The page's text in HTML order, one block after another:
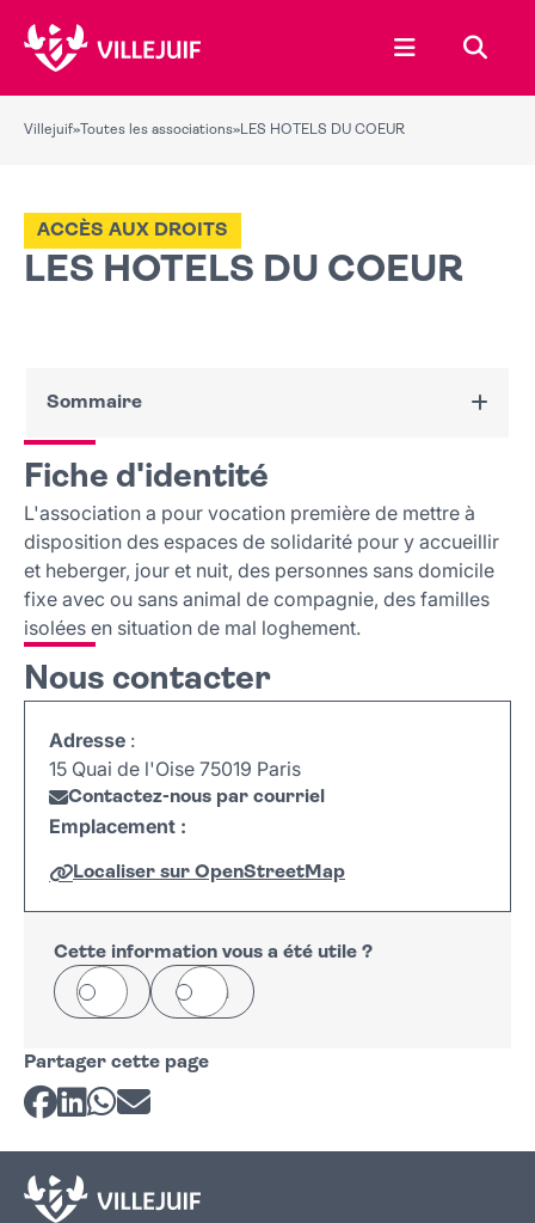
Ouvrir le
Villejuif» Toutes les associations»LES HOTELS DU COEUR
LES HOTELS DU COEUR
ACCÈS AUX DROITS
Sommaire
Fiche d'identité
Nous contacter
Fiche d'identité
L'association a pour vocation première de mettre à
disposition des espaces de solidarité pour y accueillir
et heberger, jour et nuit, des personnes sans domicile
fixe avec ou sans animal de compagnie, des familles
isolées en situation de mal loghement.
Nous contacter
Adresse :
15 Quai de l'Oise 75019 Paris
Contactez-nous par courriel
Emplacement :
Localiser sur OpenStreetMap
+
−
Leaflet
Cette information vous a été utile ?
Oui Non
Partager cette page
Partager sur Facebook
Partager sur LinkedIn
Partager sur Whatsapp
Partager par courriel